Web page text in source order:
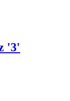
'3'